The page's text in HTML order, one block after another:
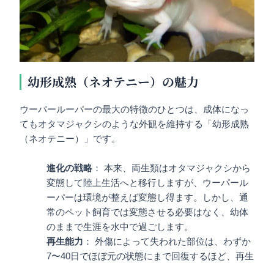
幼形成熟（ネオテニー）の魅力
ウーパールーパーの最大の特徴のひとつは、成体になっ
てもオタマジャクシのような外観を維持する「幼形成熟
（ネオテニー）」です。
進化の戦略 ： 本来、両生類はオタマジャクシから
変態して陸上生活へと移行しますが、ウーパール
ーパーは環境が整えば変態し得ます。しかし、通
常のペット飼育では変態させる必要はなく、幼体
のままで生涯を水中で過ごします。
再生能力 ： 外傷によって失われた部位は、わずか
7〜40日でほぼ元の状態にまで回復するほど、再生